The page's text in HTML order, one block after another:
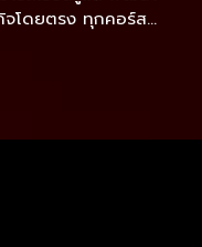
ทักษะจากผู้เชี่ยวชาญของแต่ละสาขาธุรกิจโดยตรง ทุกคอร์ส...